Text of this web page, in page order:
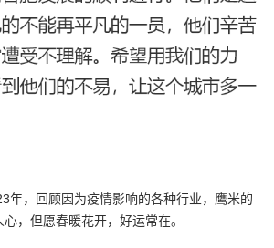
，回顾因为疫情影响的各种行业，鹰米的
，但愿春暖花开，好运常在。